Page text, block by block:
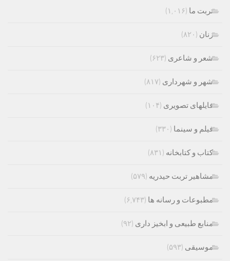
تربت ما (۱,۰۱۶)
زنان (۸۲۰)
شعر و شاعری (۶۲۳)
شهر و شهرداری (۸۱۷)
فایلهای تصویری (۱۰۴)
فیلم و سینما (۳۳۰)
کتاب و کتابخانه (۸۳۱)
مشاهیر تربت حیدریه (۵۷۹)
مطبوعات و رسانه ها (۶,۷۴۳)
منابع طبیعی و ابخیز داری (۹۲)
موسیقی (۵۹۳)